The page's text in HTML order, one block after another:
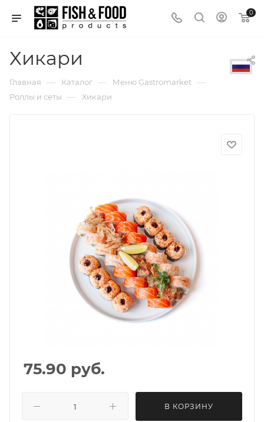
0
Хикари
Главная — Каталог — Меню Gastromarket —
Роллы и сеты — Хикари
75.90 руб.
В КОРЗИНУ